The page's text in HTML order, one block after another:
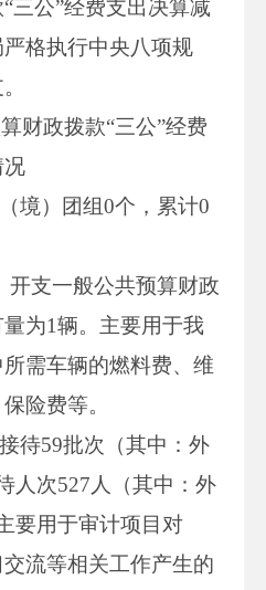
三公”经费支出决算减
格执行中央八项规
财政拨款“三公”经费
况
境）团组0个，累计0
开支一般公共预算财政
为1辆。主要用于我
需车辆的燃料费、维
险费等。
待59批次（其中：外
人次527人（其中：外
要用于审计项目对
流等相关工作产生的